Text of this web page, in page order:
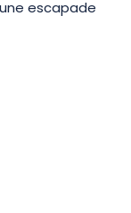
escapade